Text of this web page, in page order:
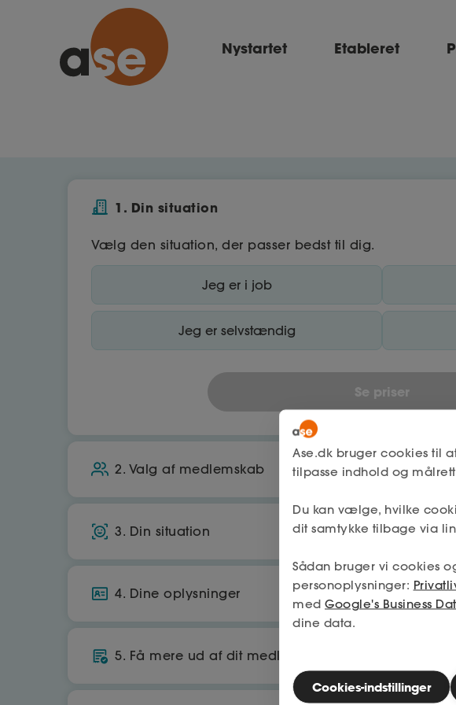
Nystartet Etableret
1. Din situation
Vælg den situation, der passer bedst til dig.
Jeg er i job
Jeg er selvstændig
Se priser
2. Valg af medlemskab
A-kasse
Økonomisk tryghed, hvis du mister jobbet
Få op til 25.070 kr./md. i dagpenge
3. Din situation
Arbejder du primært i danmark?
4. Dine oplysninger
5. Få mere ud af dit medlemskab
Ase.dk bruger cookies til
tilpasse indhold og
Du kan vælge, hvilke
dit samtykke tilbage via
Sådan bruger vi cookies
personoplysninger:
med Google's Business
dine data.
Cookies-indstillinger